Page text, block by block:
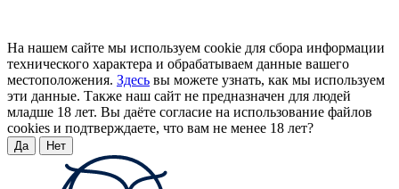
На нашем сайте мы используем cookie для сбора информации
технического характера и обрабатываем данные вашего
местоположения. Здесь вы можете узнать, как мы используем
эти данные. Также наш сайт не предназначен для людей
младше 18 лет. Вы даёте согласие на использование файлов
cookies и подтверждаете, что вам не менее 18 лет?
Да Нет